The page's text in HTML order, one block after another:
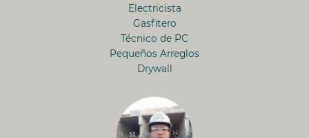
Electricista
Gasfitero
Técnico de PC
Pequeños Arreglos
Drywall